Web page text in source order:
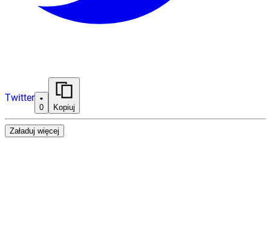
Twitter
0 Kopiuj
Załaduj więcej